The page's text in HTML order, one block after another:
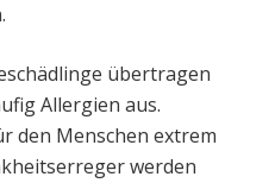
übertragen
Allergien aus.
den Menschen extrem
werden